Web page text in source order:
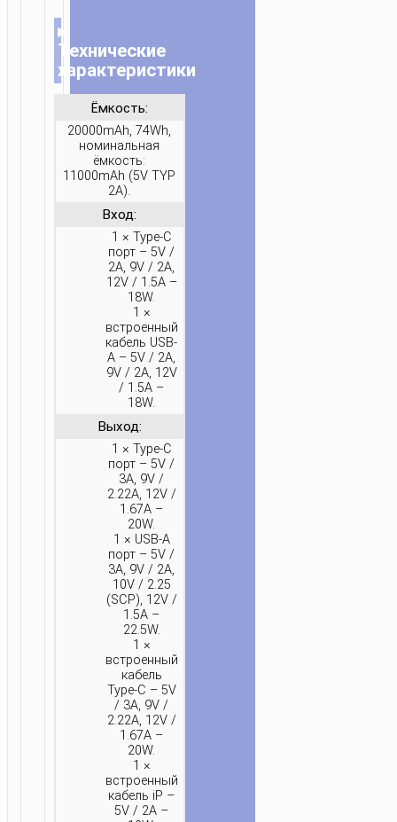
ГЛАВНАЯ / ЗАРЯДКА / ПОРТАТИВНЫЕ
ПОРТАТИВНЫЕ
АККУМУЛЯТОРЫ / ПАУЭРБАНК
▸
Технические
характеристики
Ёмкость:
20000mAh, 74Wh,
номинальная
ёмкость:
11000mAh (5V TYP
2A).
Вход:
1 × Type-C
порт – 5V /
2A, 9V / 2A,
12V / 1.5A –
18W.
1 ×
встроенный
кабель USB-
A – 5V / 2A,
9V / 2A, 12V
/ 1.5A –
18W.
Выход:
1 × Type-C
порт – 5V /
3A, 9V /
2.22A, 12V /
1.67A –
20W.
1 × USB-A
порт – 5V /
3A, 9V / 2A,
10V / 2.25
(SCP), 12V /
1.5A –
22.5W.
1 ×
встроенный
кабель
Type-C – 5V
/ 3A, 9V /
2.22A, 12V /
1.67A –
20W.
1 ×
встроенный
кабель iP –
5V / 2A –